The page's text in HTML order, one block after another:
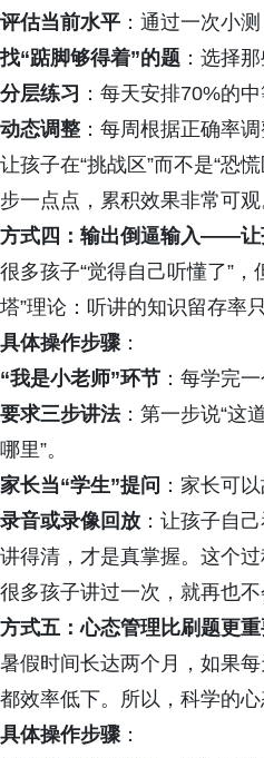
评估当前水平 ：通过一次小
找“踮脚够得着”的题 ：选择
分层练习 ：每天安排70%的
动态调整 ：每周根据正确率
让孩子在“挑战区”而不是“恐
步一点点，累积效果非常可观
方式四：输出倒逼输入——让
很多孩子“觉得自己听懂了”
塔”理论：听讲的知识留存率
具体操作步骤：
“我是小老师”环节 ：每学完
要求三步讲法：第一步说“这
哪里”。
家长当“学生”提问 ：家长可
录音或录像回放 ：让孩子自
讲得清，才是真掌握。这个
很多孩子讲过一次，就再也不
方式五：心态管理比刷题更
暑假时间长达两个月，如果
都效率低下。所以，科学的
具体操作步骤：